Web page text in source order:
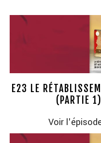
E23 LE
(PARTIE 1)
Voir